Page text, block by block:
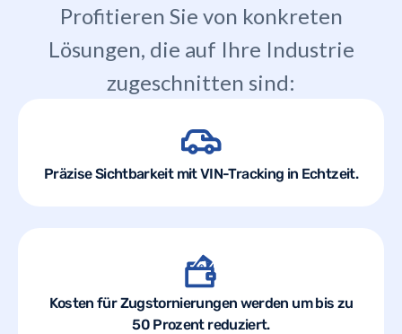
Profitieren Sie von konkreten
Lösungen, die auf Ihre Industrie
zugeschnitten sind:
Präzise Sichtbarkeit mit VIN-Tracking in Echtzeit.
Kosten für Zugstornierungen werden um bis zu
50 Prozent reduziert.